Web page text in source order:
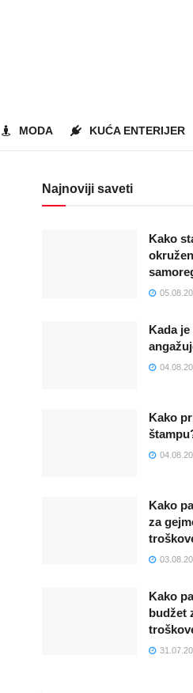
MODA KUĆA ENTERIJER
Najnoviji saveti
Kako
Kada
Kako
Kako
za
Kako
budžet